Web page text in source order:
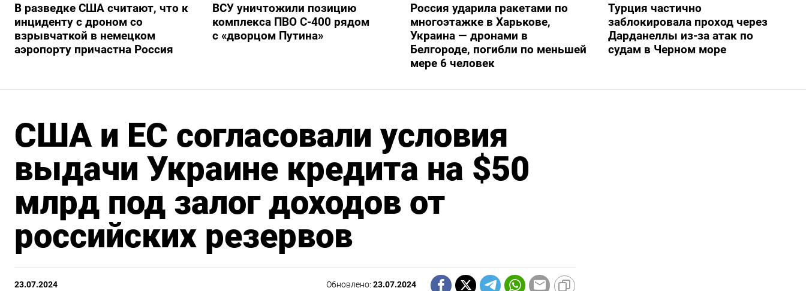
В разведке США считают, что к
инциденту с дроном со
взрывчаткой в немецком
аэропорту причастна Россия
ВСУ уничтожили позицию
комплекса ПВО С-400 рядом
с «дворцом Путина»
Россия ударила ракетами по
многоэтажке в Харькове,
Украина — дронами в
Белгороде, погибли по меньшей
мере 6 человек
Турция частично
заблокировала проход через
Дарданеллы из-за атак по
судам в Черном море
США и ЕС согласовали условия
выдачи Украине кредита на $50
млрд под залог доходов от
российских резервов
23.07.2024 Обновлено:23.07.2024